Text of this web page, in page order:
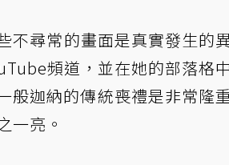
不尋常的畫面是真實發生
頻道，並在她的部落
般迦納的傳統喪禮是非常隆
一亮。